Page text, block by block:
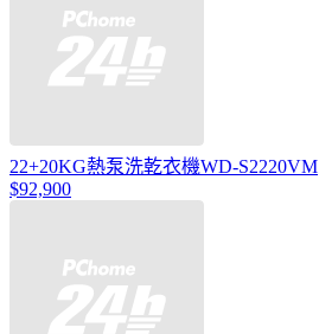
22+20KG熱泵洗乾衣機WD-S2220VM
$92,900